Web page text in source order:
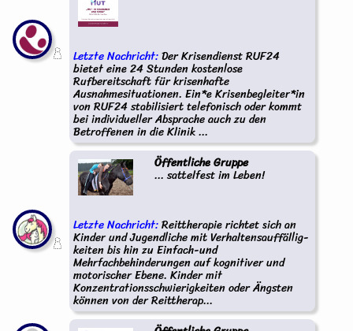
Letzte Nachricht:Der Krisendienst RUF24
bietet eine 24 Stunden kostenlose
Rufbereitschaft für krisenhafte
Ausnahmesituationen. Ein*e Krisenbegleiter*in
von RUF24 stabilisiert telefonisch oder kommt
bei individueller Absprache auch zu den
Betroffenen in die Klinik ...
Öffentliche Gruppe
... sattelfest im Leben!
Letzte Nachricht:Reittherapie richtet sich an
Kinder und Jugendliche mit Verhaltensauffällig-
keiten bis hin zu Einfach-und
Mehrfachbehinderungen auf kognitiver und
motorischer Ebene. Kinder mit
Konzentrationsschwierigkeiten oder Ängsten
können von der Reittherap...